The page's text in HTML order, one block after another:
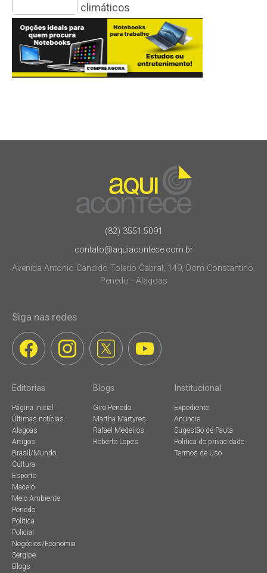
climáticos
(82) 3551.5091
contato@aquiacontece.com.br
Avenida Antonio Candido Toledo Cabral, 149, Dom Constantino.
Penedo - Alagoas
Siga nas redes
Editorias
Página inicial
Últimas notícias
Alagoas
Artigos
Brasil/Mundo
Cultura
Esporte
Maceió
Meio Ambiente
Penedo
Política
Policial
Negócios/Economia
Sergipe
Blogs
Blogs
Giro Penedo
Martha Martyres
Rafael Medeiros
Roberto Lopes
Institucional
Expediente
Anuncie
Sugestão de Pauta
Política de privacidade
Termos de Uso